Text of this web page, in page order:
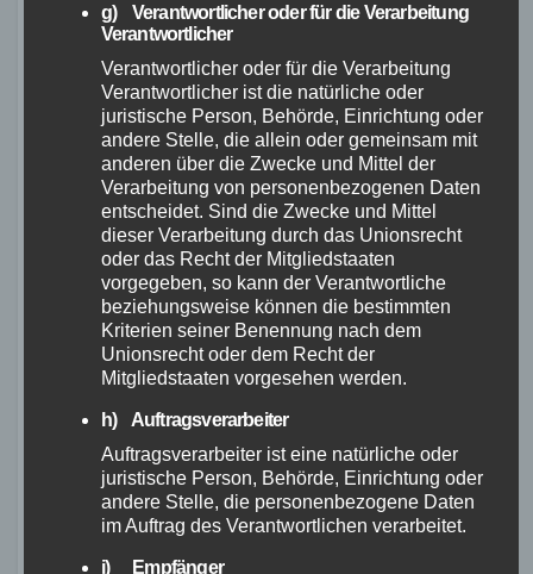
um sicherzustellen, dass das Fahrrad zu
Ihnen passt.
Berücksichtigen Sie die Garantie- und
Kundendienstleistungen des Herstellers.
„Ein günstiges Gravelbike bietet
Ihnen die Möglichkeit, Offroad-
Abenteuer zu erleben, ohne ein
Vermögen auszugeben. Indem Sie
diese Tipps beachten, können Sie
das perfekte Gravelbike finden, das
Ihren Anforderungen entspricht und
Ihren Geldbeutel schont.“
g) Verantwortlicher oder für die Verarbeitung
Verantwortlicher
Verantwortlicher oder für die Verarbeitung
Verantwortlicher ist die natürliche oder
juristische Person, Behörde, Einrichtung oder
andere Stelle, die allein oder gemeinsam mit
anderen über die Zwecke und Mittel der
Verarbeitung von personenbezogenen Daten
entscheidet. Sind die Zwecke und Mittel
dieser Verarbeitung durch das Unionsrecht
oder das Recht der Mitgliedstaaten
vorgegeben, so kann der Verantwortliche
beziehungsweise können die bestimmten
Kriterien seiner Benennung nach dem
Unionsrecht oder dem Recht der
Mitgliedstaaten vorgesehen werden.
h) Auftragsverarbeiter
Auftragsverarbeiter ist eine natürliche oder
juristische Person, Behörde, Einrichtung oder
andere Stelle, die personenbezogene Daten
im Auftrag des Verantwortlichen verarbeitet.
i) Empfänger